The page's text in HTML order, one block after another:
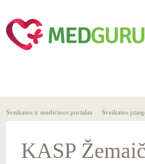
Sveikatos ir medicinos portalas Sveikatos
KASP